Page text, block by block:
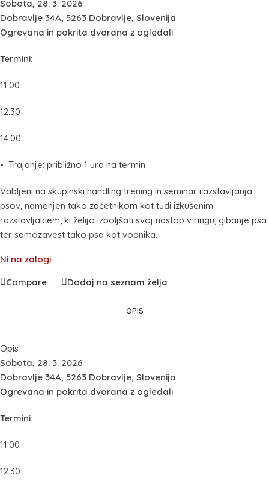
Sobota, 28. 3. 2026
Dobravlje 34A, 5263 Dobravlje, Slovenija
Ogrevana in pokrita dvorana z ogledali
Termini:
11.00
12.30
14.00
• Trajanje: približno 1 ura na termin
Vabljeni na skupinski handling trening in seminar razstavljanja
psov, namenjen tako začetnikom kot tudi izkušenim
razstavljalcem, ki želijo izboljšati svoj nastop v ringu, gibanje psa
ter samozavest tako psa kot vodnika.
Ni na zalogi
Compare
Dodaj na seznam želja
OPIS
Opis
Sobota, 28. 3. 2026
Dobravlje 34A, 5263 Dobravlje, Slovenija
Ogrevana in pokrita dvorana z ogledali
Termini:
11.00
12.30